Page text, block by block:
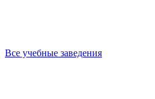
Все учебные заведения